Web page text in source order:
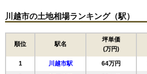
16 末広町 85万円
84万円
81万円
19 三久保町 80万円
川越市の土地相場ランキング（駅）
順位 駅名
坪単価
(万円)
1 川越市駅 64万円